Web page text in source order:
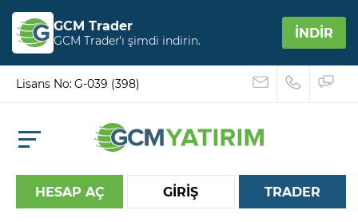
GCM Trader
GCM Trader’ı şimdi indirin. İNDİR
Lisans No: G-039 (398)
HESAP AÇ GİRİŞ TRADER